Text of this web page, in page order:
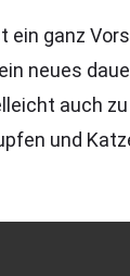
ein ganz
neues
auch
und